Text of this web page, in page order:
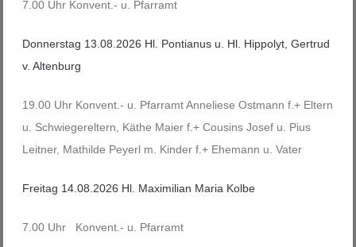
7.00 Uhr Konvent.- u. Pfarramt
Donnerstag 13.08.2026 Hl. Pontianus u. Hl. Hippolyt, Gertrud
v. Altenburg
19.00 Uhr Konvent.- u. Pfarramt Anneliese Ostmann f.+ Eltern
u. Schwiegereltern, Käthe Maier f.+ Cousins Josef u. Pius
Leitner, Mathilde Peyerl m. Kinder f.+ Ehemann u. Vater
Freitag 14.08.2026 Hl. Maximilian Maria Kolbe
7.00 Uhr Konvent.- u. Pfarramt